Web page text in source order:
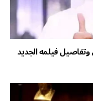
فيلمه الجديد